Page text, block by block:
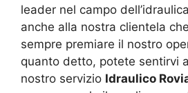
leader nel campo
anche alla nostra clientela
sempre premiare il nostro
quanto detto, potete sentirvi
nostro servizio Idraulico